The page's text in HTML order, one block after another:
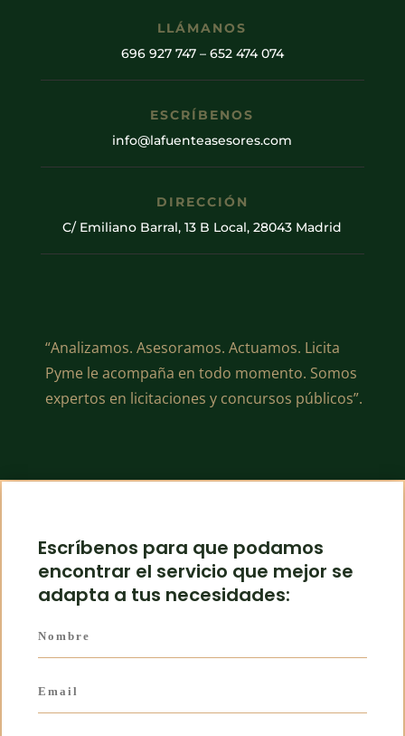
LLÁMANOS
696 927 747– 652 474 074
ESCRÍBENOS
info@lafuenteasesores.com
DIRECCIÓN
C/ Emiliano Barral, 13 B Local, 28043 Madrid
“Analizamos. Asesoramos. Actuamos. Licita
Pyme le acompaña en todo momento. Somos
expertos en licitaciones y concursos públicos”.
Escríbenos para que podamos
encontrar el servicio que mejor se
adapta a tus necesidades: